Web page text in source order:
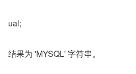
ual;
结果为 'MYSQL' 字符串。